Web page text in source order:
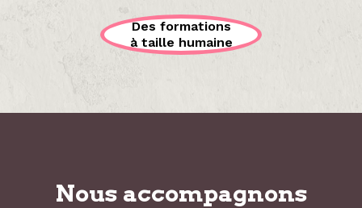
Des formations
à taille humaine
Nous accompagnons